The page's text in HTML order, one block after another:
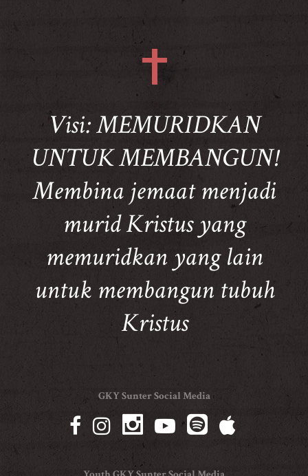
Visi: MEMURIDKAN
UNTUK MEMBANGUN!
Membina jemaat menjadi
murid Kristus yang
memuridkan yang lain
untuk membangun tubuh
Kristus
GKY Sunter Social Media